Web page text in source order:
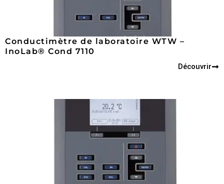
Conductimètre de laboratoire WTW –
InoLab® Cond 7110
Découvrir